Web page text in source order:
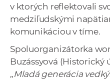
v ktorých reflektovali
medziľudskými
komunikáciou v tíme.
Spoluorganizátorka
Buzássyová (Historický
„Mladá generácia